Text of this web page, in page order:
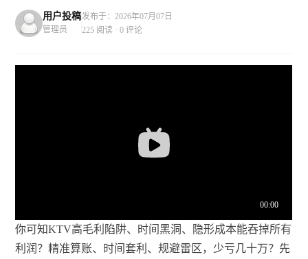
用户投稿
管理员
发布于：2026年07月07日
225 阅读 · 0 评论
你可知KTV高毛利陷阱、时间黑洞、隐形成本能吞掉所有
利润？精准算账、时间套利、规避雷区，少亏几十万？先